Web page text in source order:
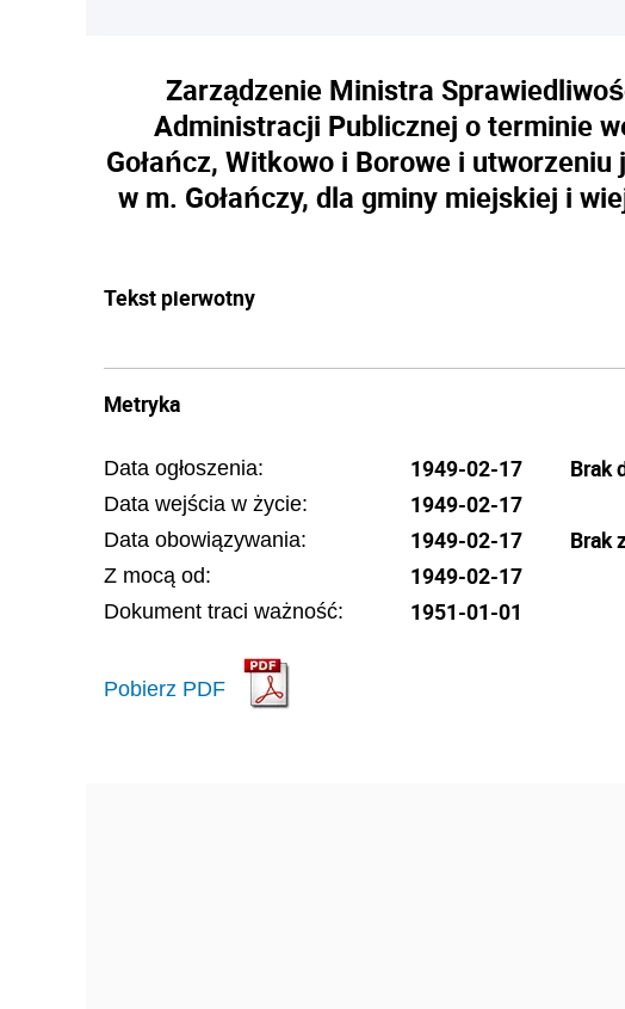
Zarządzenie Ministra
Administracji Publicznej o terminie
Gołańcz, Witkowo i Borowe i
w m. Gołańczy, dla gminy miejskiej i
Tekst pierwotny
Metryka
Data ogłoszenia: 1949-02-17
Data wejścia w życie: 1949-02-17
Data obowiązywania: 1949-02-17
Z mocą od: 1949-02-17
Dokument traci ważność: 1951-01-01
Pobierz PDF
Brak
Brak